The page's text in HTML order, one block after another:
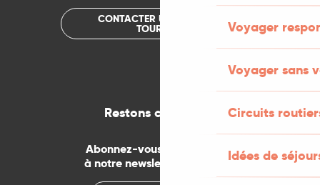
Voyager
Voyager sans
Circuits
Idées de
CONTACTER UN OFFICE DE
TOURISME
Restons connectés
Abonnez-vous gratuitement
à notre newsletter mensuelle